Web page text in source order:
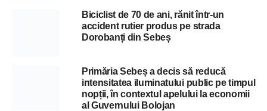
Biciclist de 70 de ani, rănit într-un
accident rutier produs pe strada
Dorobanți din Sebeș
Primăria Sebeș a decis să reducă
intensitatea iluminatului public pe timpul
nopții, în contextul apelului la economii
al Guvernului Bolojan